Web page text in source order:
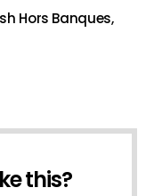
Hors Banques,
this?